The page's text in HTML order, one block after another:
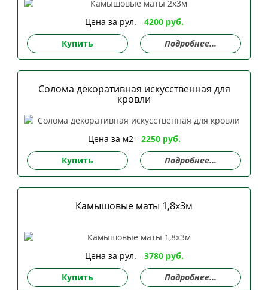
Цена за рул. - 4200 руб.
Купить
Подробнее...
Солома декоративная искусственная для
кровли
Цена за м2 - 2250 руб.
Купить
Подробнее...
Камышовые маты 1,8х3м
Цена за рул. - 3780 руб.
Купить
Подробнее...